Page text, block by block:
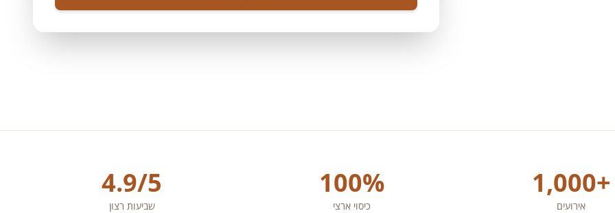
1,000+
אירועים
100%
כיסוי ארצי
4.9/5
שביעות רצון